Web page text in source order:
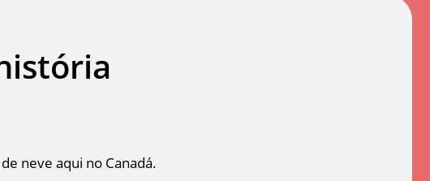
neve aqui no Canadá.